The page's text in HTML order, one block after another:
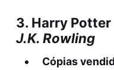
3. Harry Potter
J.K. Rowling
Cópias